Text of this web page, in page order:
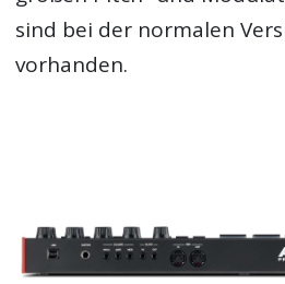
sind bei der normalen
vorhanden.